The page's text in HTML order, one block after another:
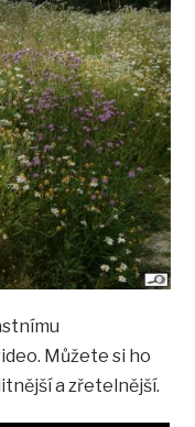
Můžete si ho
a zřetelnější.